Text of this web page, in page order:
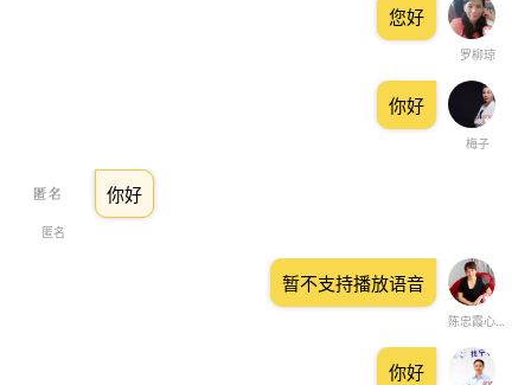
罗柳琼
您好
梅子
你好
匿名
你好
陈忠霞心理咨询师 人生解码 信念撼动 内
暂不支持播放语音
你好